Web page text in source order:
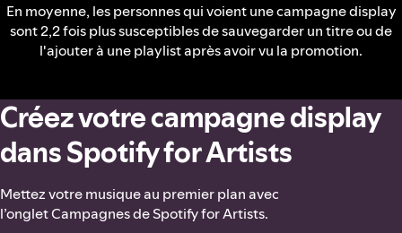
En moyenne, les personnes qui voient une campagne display
sont 2,2 fois plus susceptibles de sauvegarder un titre ou de
l'ajouter à une playlist après avoir vu la promotion.
Créez votre campagne display
dans Spotify for Artists
Mettez votre musique au premier plan avec
l’onglet Campagnes de Spotify for Artists.